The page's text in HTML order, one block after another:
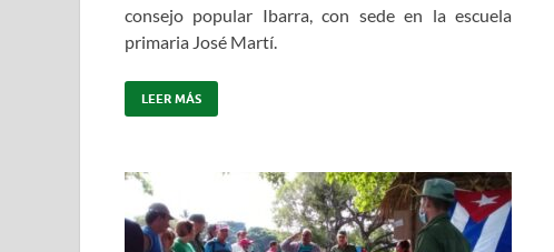
consejo popular Ibarra, con sede en la escuela
primaria José Martí.
LEER MÁS